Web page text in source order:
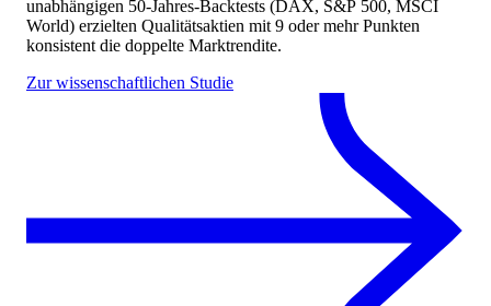
unabhängigen 50-Jahres-Backtests (DAX, S&P 500, MSCI
World) erzielten Qualitätsaktien mit 9 oder mehr Punkten
konsistent die doppelte Marktrendite.
Zur wissenschaftlichen Studie